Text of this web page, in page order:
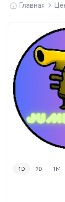
Главная
1D 7D 1M